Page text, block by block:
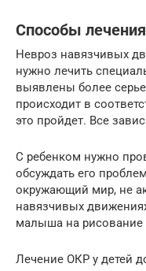
Способы лечения
Невроз навязчивых
нужно лечить
выявлены более
происходит в
это пройдет. Все
С ребенком нужно
обсуждать его
окружающий мир, не
навязчивых
малыша на рисование
Лечение ОКР у детей